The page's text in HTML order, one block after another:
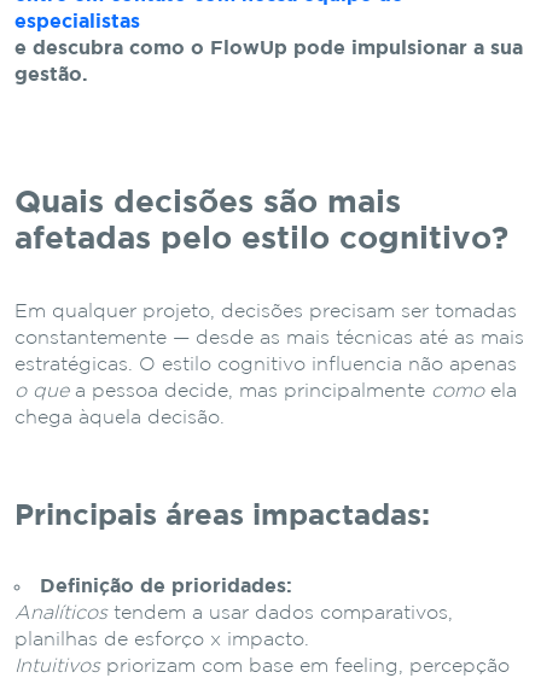
especialistas
e descubra como o FlowUp pode impulsionar a sua
gestão.
Quais decisões são mais
afetadas pelo estilo cognitivo?
Em qualquer projeto, decisões precisam ser tomadas
constantemente — desde as mais técnicas até as mais
estratégicas. O estilo cognitivo influencia não apenas
o quea pessoa decide, mas principalmente comoela
chega àquela decisão.
Principais áreas impactadas:
Definição de prioridades:
Analíticostendem a usar dados comparativos,
planilhas de esforço x impacto.
Intuitivospriorizam com base em feeling, percepção